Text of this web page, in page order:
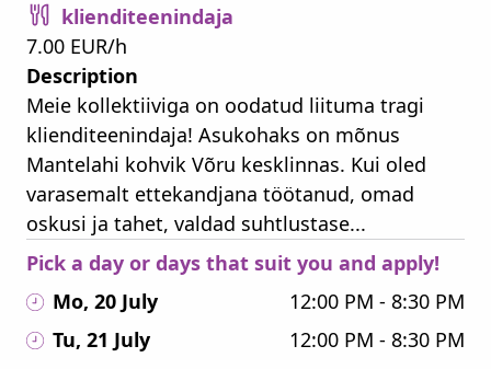
klienditeenindaja
7.00 EUR/h
Description
Meie kollektiiviga on oodatud liituma tragi
klienditeenindaja! Asukohaks on mõnus
Mantelahi kohvik Võru kesklinnas. Kui oled
varasemalt ettekandjana töötanud, omad
oskusi ja tahet, valdad suhtlustase...
Pick a day or days that suit you and apply!
Mo, 20 July
12:00 PM - 8:30 PM
Tu, 21 July
12:00 PM - 8:30 PM